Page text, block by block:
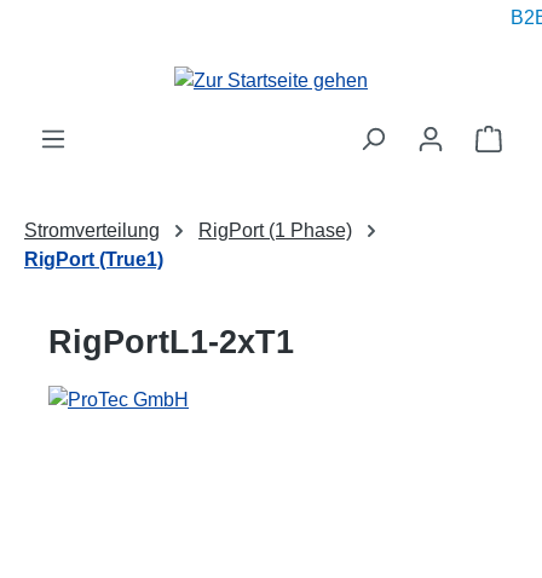
Stromverteilung
RigPort (1 Phase)
RigPort (True1)
RigPortL1-2xT1